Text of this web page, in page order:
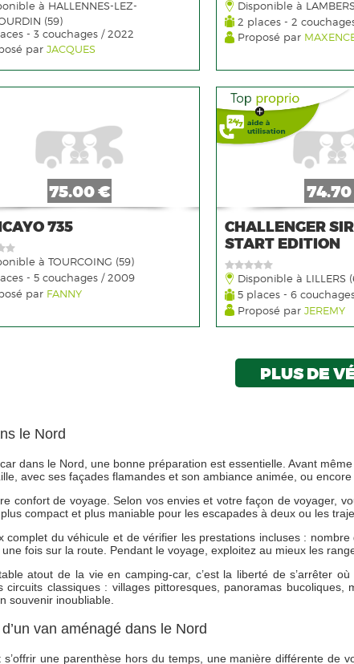
à HALLENNES-LEZ-
(59)
- 3 couchages / 2022
par JACQUES
Disponible à
2 places - 2
Proposé par
75.00 €
735
à TOURCOING (59)
- 5 couchages / 2009
par FANNY
CHALLENGER
START EDITION
Disponible à LILLERS
5 places - 6
Proposé par JEREMY
PLUS DE
le Nord
dans le Nord, une bonne préparation est essentielle. Avant
avec ses façades flamandes et son ambiance animée, ou
confort de voyage. Selon vos envies et votre façon de voyager,
compact et plus maniable pour les escapades à deux ou les
du véhicule et de vérifier les prestations incluses :
fois sur la route. Pendant le voyage, exploitez au mieux les
atout de la vie en camping-car, c’est la liberté de s’arrêter
classiques : villages pittoresques, panoramas
souvenir inoubliable.
van aménagé dans le Nord
s’offrir une parenthèse hors du temps, une manière différente